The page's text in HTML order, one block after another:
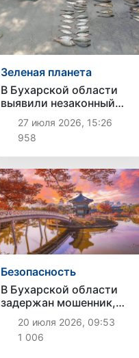
Зеленая планета
В Бухарской области
выявили незаконный
вылов 118 рыб: ущерб
превысил 126 млн сумов
27 июля 2026, 15:26
958
Безопасность
В Бухарской области
задержан мошенник,
обещавший отправить на
работу в Южную Корею
за 8 тысяч долларов
20 июля 2026, 09:53
1 006